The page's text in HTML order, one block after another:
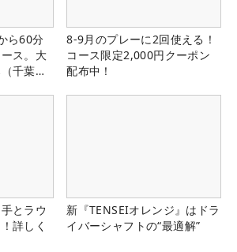
ら60分
ス。大
千葉
8-9月のプレーに2回使える！
コース限定2,000円クーポン
配布中！
とラウ
詳しく
新『TENSEIオレンジ』はドラ
イバーシャフトの“最適解”